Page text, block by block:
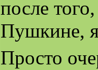
после
Пушкине,
Просто